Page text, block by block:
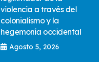
violencia a través del
colonialismo y la
hegemonía occidental
Agosto 5, 2026